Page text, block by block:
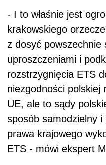
- I to właśnie jest
krakowskiego
z dosyć powszechnie
uproszczeniami i
rozstrzygnięcia ETS
niezgodności polskiej
UE, ale to sądy
sposób samodzielny i
prawa krajowego
ETS - mówi ekspert